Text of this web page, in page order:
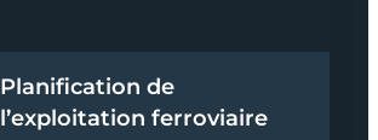
Planification de
l’exploitation ferroviaire